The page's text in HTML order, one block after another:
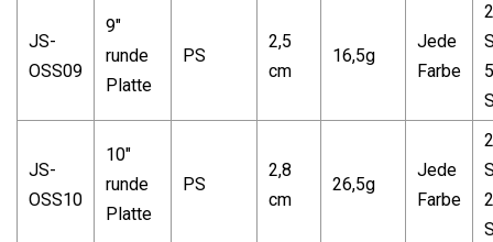
JS-
OSS09
9"
runde
Platte
PS
2,5
cm
16,5g
Jede
Farbe
JS-
OSS10
10"
runde
Platte
PS
2,8
cm
26,5g
Jede
Farbe